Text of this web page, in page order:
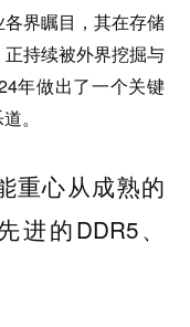
界瞩目，其在存储
持续被外界挖掘与
年做出了一个关键
。
重心从成熟的
的DDR5、